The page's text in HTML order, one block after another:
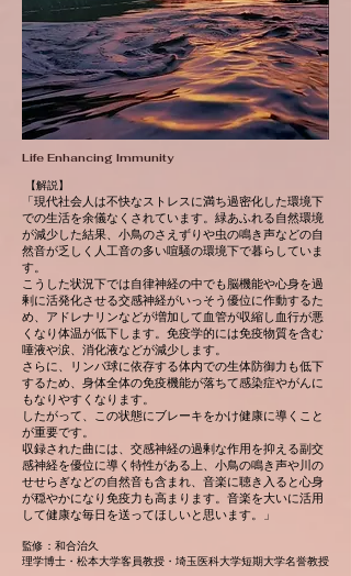
Life Enhancing Immunity
【解説】
「現代社会人は不快なストレスに満ち過密化した環境下
での生活を余儀なくされています。緑あふれる自然環境
が減少した結果、小鳥のさえずりや虫の鳴き声などの自
然音が乏しく人工音の多い喧騒の環境下で暮らしていま
す。
こうした状況下では自律神経の中でも脳機能や心身を過
剰に活発化させる交感神経がいっそう優位に作動するた
め、アドレナリンなどが増加して血管が収縮し血行が悪
くなり体温が低下します。免疫学的には免疫物質を含む
唾液や涙、消化液などが減少します。
さらに、リンパ球に依存する体内での生体防御力も低下
するため、身体全体の免疫機能が落ちて感染症やがんに
もなりやすくなります。
したがって、この状態にブレーキをかけ健康に導くこと
が重要です。
収録された曲には、交感神経の過剰な作用を抑える副交
感神経を優位に導く特性がある上、小鳥の鳴き声や川の
せせらぎなどの自然音も含まれ、音楽に聴き入ると心身
が穏やかになり免疫力も高まります。音楽を大いに活用
して健康な毎日を送ってほしいと思います。」
監修：和合治久
理学博士・松本大学客員教授・埼玉医科大学短期大学名誉教授